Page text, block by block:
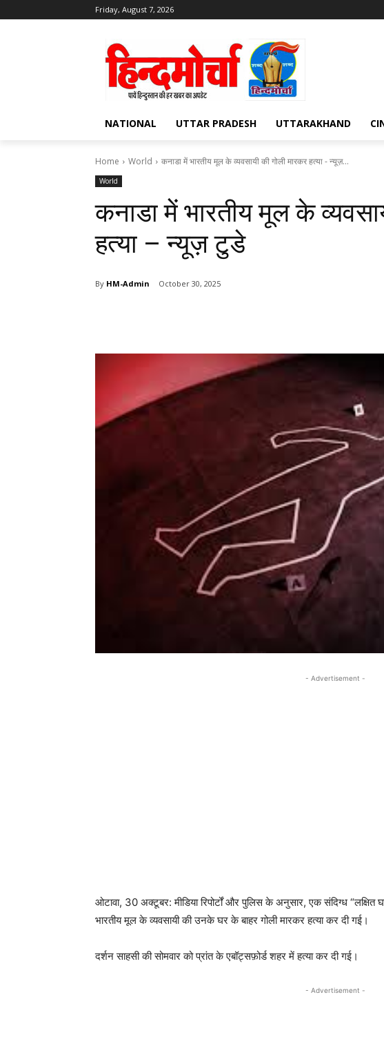
Friday, August 7, 2026
NATIONAL UTTAR PRADESH UTTARAKHAND
Home World कनाडा में भारतीय मूल के व्यवसायी की गोली मारकर हत्या - न्यूज़...
World
कनाडा में भारतीय मूल के
हत्या – न्यूज़ टुडे
By HM-Admin October 30, 2025
- Advertisement -
ओटावा, 30 अक्टूबर: मीडिया रिपोर्टों और पुलिस के अनुसार, एक संदिग्ध “लक्षित
भारतीय मूल के व्यवसायी की उनके घर के बाहर गोली मारकर हत्या कर दी गई।
दर्शन साहसी की सोमवार को प्रांत के एबॉट्सफ़ोर्ड शहर में हत्या कर दी गई।
- Advertisement -